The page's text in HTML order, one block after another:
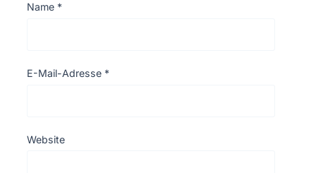
Name *
E-Mail-Adresse *
Website